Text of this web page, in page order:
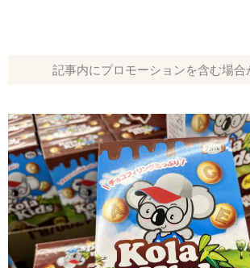
記事内にプロモーションを含む場合